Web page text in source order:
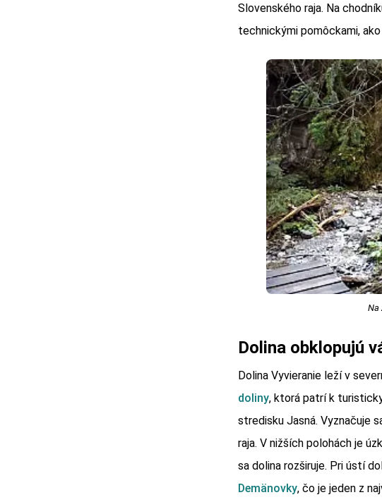
Slovenského raja. Na
technickými pomôckami,
Na
Dolina obklopujú
Dolina Vyvieranie leží v
doliny, ktorá patrí k
stredisku Jasná. Vyznačuje
raja. V nižších polohách je
sa dolina rozširuje. Pri ústí
Demänovky, čo je jeden z